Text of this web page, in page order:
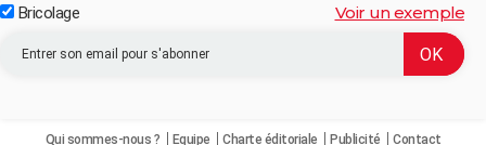
Bricolage Voir un exemple
Qui sommes-nous ? Equipe Charte éditoriale Publicité
Contact